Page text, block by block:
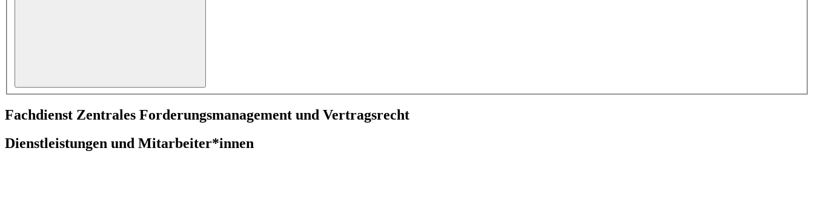
Fachdienst Zentrales Forderungsmanagement und Vertragsrecht
Dienstleistungen und Mitarbeiter*innen